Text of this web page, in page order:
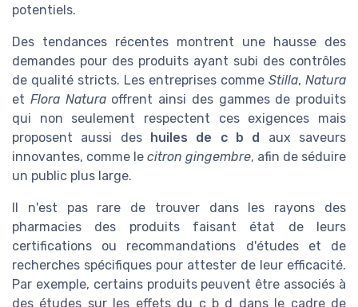
potentiels.
Des tendances récentes montrent une hausse des
demandes pour des produits ayant subi des contrôles
de qualité stricts. Les entreprises comme Stilla, Natura
et Flora Naturaoffrent ainsi des gammes de produits
qui non seulement respectent ces exigences mais
proposent aussi des
huiles de c b d
aux saveurs
innovantes, comme le citron gingembre, afin de séduire
un public plus large.
Il n'est pas rare de trouver dans les rayons des
pharmacies des produits faisant état de leurs
certifications ou recommandations d'études et de
recherches spécifiques pour attester de leur efficacité.
Par exemple, certains produits peuvent être associés à
des études sur les effets du c b d dans le cadre de